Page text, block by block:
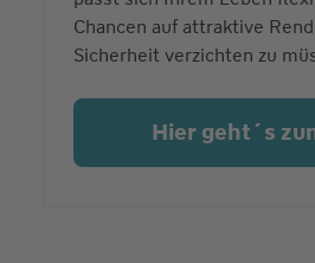
Chancen auf attraktive
Sicherheit verzichten zu
Hier geht´s